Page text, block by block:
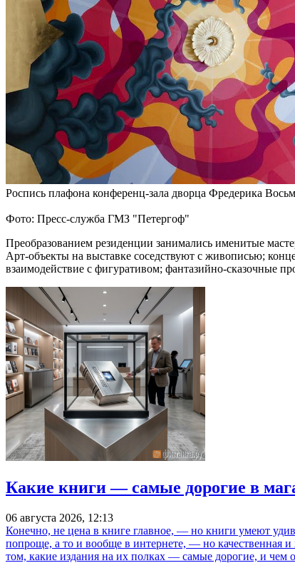
Роспись плафона конференц-зала дворца Фредерика
Фото: Пресс-служба ГМЗ "Петергоф"
Преобразованием резиденции занимались именитые
Арт-объекты на выставке соседствуют с живописью;
взаимодействие с фигуративом; фантазийно-сказочные
Какие книги — самые дорогие в
06 августа 2026, 12:13
Конечно, не цена в книге главное, — но книги умеют
попроще, а то и вообще в интернете, — но качественная
том, какие издания на их полках — самые дорогие, и чем